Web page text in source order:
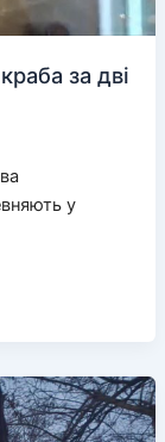
за дві
у